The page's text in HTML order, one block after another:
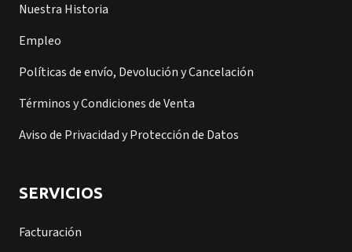
Nuestra Historia
Empleo
Políticas de envío, Devolución y Cancelación
Términos y Condiciones de Venta
Aviso de Privacidad y Protección de Datos
SERVICIOS
Facturación